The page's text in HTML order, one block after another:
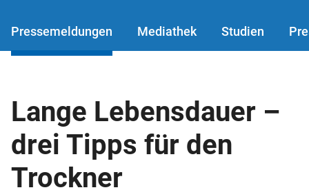
Pressemeldungen Mediathek Studien
Lange Lebensdauer –
drei Tipps für den
Trockner